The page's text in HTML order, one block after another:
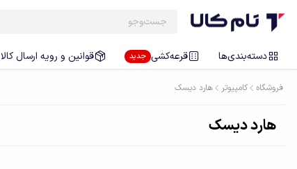
دسته‌بندی‌ها قرعه‌کشی جدید قوانین و رویه ارسال کالا
هارد دیسک کامپیوتر فروشگاه
هارد دیسک